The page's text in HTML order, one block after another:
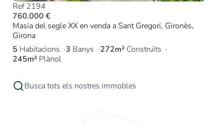
Ref 2194
760.000 €
Masia del segle XX en venda a Sant Gregori, Gironès,
Girona
5 Habitacions 3 Banys 272m² Construïts
245m² Plànol
Busca tots els nostres immobles